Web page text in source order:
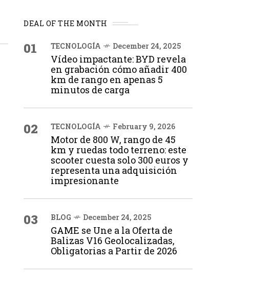
DEAL OF THE MONTH
01 TECNOLOGÍA December 24, 2025
Vídeo impactante: BYD revela
en grabación cómo añadir 400
km de rango en apenas 5
minutos de carga
02 TECNOLOGÍA February 9, 2026
Motor de 800 W, rango de 45
km y ruedas todo terreno: este
scooter cuesta solo 300 euros y
representa una adquisición
impresionante
03 BLOG December 24, 2025
GAME se Une a la Oferta de
Balizas V16 Geolocalizadas,
Obligatorias a Partir de 2026